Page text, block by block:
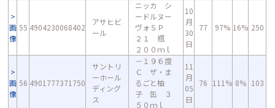
画
像
55 4904230068402
アサヒビ
ール
ニッカ シ
ードルヌー
ヴォＳＰ
２１ 瓶
２００ｍｌ
10
月
30
日
77 97% 16% 250
画
像
56 4901777371750
サントリ
ーホール
ディング
ス
－１９６度
Ｃ ザ・ま
るごと柚
子 缶 ３
５０ｍｌ
11
月
05
日
76 111% 8% 103